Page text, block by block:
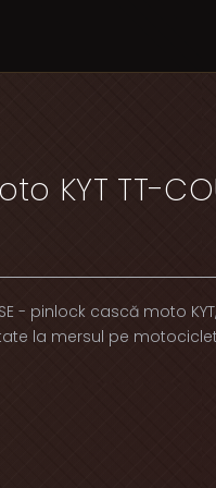
KYT TT-
- pinlock cască moto
la mersul pe